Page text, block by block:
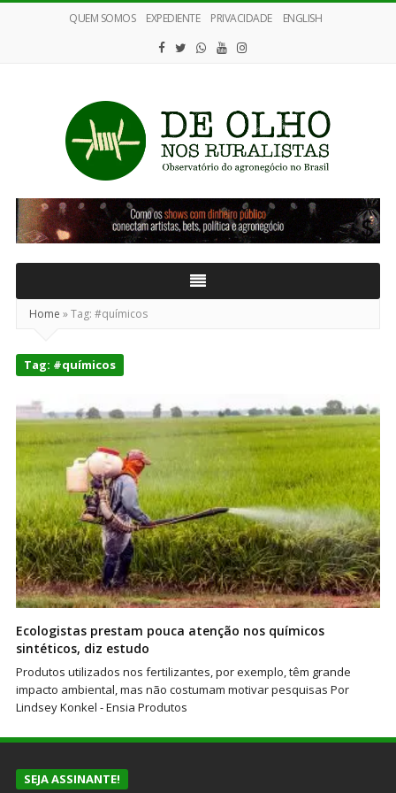
QUEM SOMOS EXPEDIENTE PRIVACIDADE ENGLISH
De
Olho
nos
Home »Tag: #químicos
Tag: #químicos
Ecologistas prestam pouca atenção nos químicos
sintéticos, diz estudo
Produtos utilizados nos fertilizantes, por exemplo, têm grande
impacto ambiental, mas não costumam motivar pesquisas Por
Lindsey Konkel - Ensia Produtos
SEJA ASSINANTE!